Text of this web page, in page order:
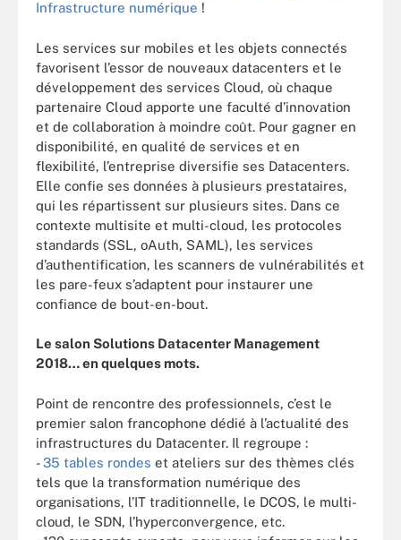
Infrastructure numérique !
Les services sur mobiles et les objets connectés
favorisent l’essor de nouveaux datacenters et le
développement des services Cloud, où chaque
partenaire Cloud apporte une faculté d’innovation
et de collaboration à moindre coût. Pour gagner en
disponibilité, en qualité de services et en
flexibilité, l’entreprise diversifie ses Datacenters.
Elle confie ses données à plusieurs prestataires,
qui les répartissent sur plusieurs sites. Dans ce
contexte multisite et multi-cloud, les protocoles
standards (SSL, oAuth, SAML), les services
d’authentification, les scanners de vulnérabilités et
les pare-feux s’adaptent pour instaurer une
confiance de bout-en-bout.
Le salon Solutions Datacenter Management
2018… en quelques mots.
Point de rencontre des professionnels, c’est le
premier salon francophone dédié à l’actualité des
infrastructures du Datacenter. Il regroupe :
-35 tables rondes et ateliers sur des thèmes clés
tels que la transformation numérique des
organisations, l’IT traditionnelle, le DCOS, le multi-
cloud, le SDN, l’hyperconvergence, etc.